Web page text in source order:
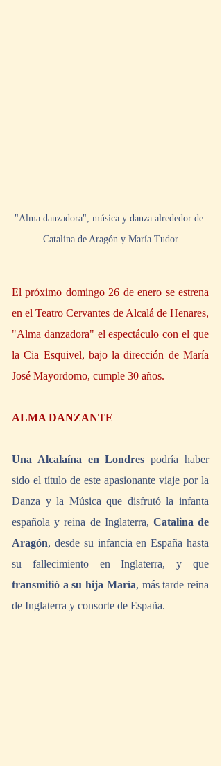
"Alma danzadora", música y danza alrededor de
Catalina de Aragón y María Tudor
El próximo domingo 26 de enero se estrena
en el Teatro Cervantes de Alcalá de Henares,
"Alma danzadora" el espectáculo con el que
la Cia Esquivel, bajo la dirección de María
José Mayordomo, cumple 30 años.
ALMA DANZANTE
Una Alcalaína en Londres podría haber
sido el título de este apasionante viaje por la
Danza y la Música que disfrutó la infanta
española y reina de Inglaterra, Catalina de
Aragón, desde su infancia en España hasta
transmitió a su hija María, más tarde reina
de Inglaterra y consorte de España.